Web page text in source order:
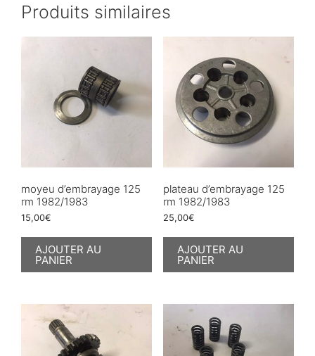
Produits similaires
moyeu d’embrayage 125
rm 1982/1983
15,00€
AJOUTER AU
PANIER
plateau d’embrayage 125
rm 1982/1983
25,00€
AJOUTER AU
PANIER